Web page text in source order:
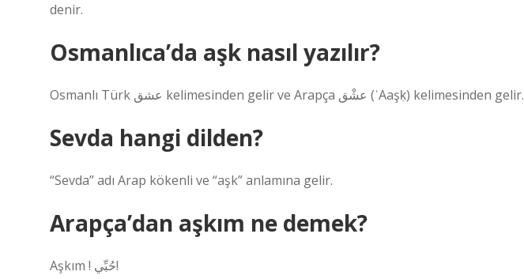
denir.
Osmanlıca’da aşk nasıl yazılır?
Osmanlı Türk عشق kelimesinden gelir ve Arapça عشْق (ʿAaşḳ) kelimesinden gelir.
Sevda hangi dilden?
“Sevda” adı Arap kökenli ve “aşk” anlamına gelir.
Arapça’dan aşkım ne demek?
Aşkım ! حُبِّي!